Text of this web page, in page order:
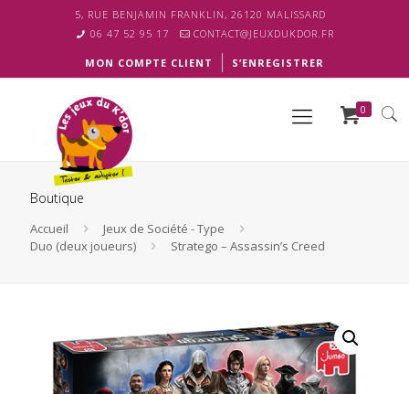
5, RUE BENJAMIN FRANKLIN, 26120 MALISSARD
06 47 52 95 17
CONTACT@JEUXDUKDOR.FR
MON COMPTE CLIENT S’ENREGISTRER
0
Boutique
Accueil
Jeux de Société - Type
Duo (deux joueurs)
Stratego – Assassin’s Creed